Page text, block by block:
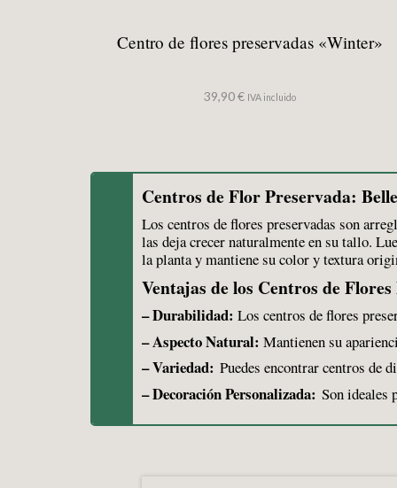
Centro de flores preservadas «Winter»
39,90€ IVA incluido
Centros de Flor Preservada:
Los centros de flores preservadas son
las deja crecer naturalmente en su tallo.
la planta y mantiene su color y textura
Ventajas de los Centros de
– Durabilidad: Los centros de flores
– Aspecto Natural: Mantienen su
– Variedad: Puedes encontrar centros de
– Decoración Personalizada: Son ideales